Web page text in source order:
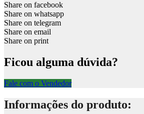
Share on facebook
Share on whatsapp
Share on telegram
Share on email
Share on print
Ficou alguma dúvida?
Fale com o Vendedor
Informações do produto: